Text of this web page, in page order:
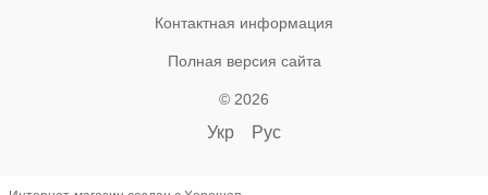
Контактная информация
Полная версия сайта
© 2026
Укр Рус